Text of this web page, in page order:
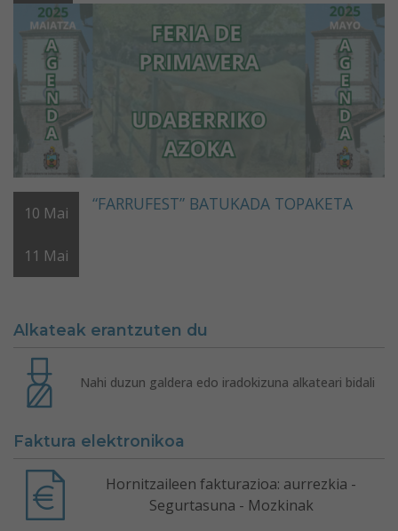
10 Mai
11 Mai
“FARRUFEST” BATUKADA TOPAKETA
Alkateak erantzuten du
Nahi duzun galdera edo iradokizuna alkateari bidali
Faktura elektronikoa
Hornitzaileen fakturazioa: aurrezkia -
Segurtasuna - Mozkinak